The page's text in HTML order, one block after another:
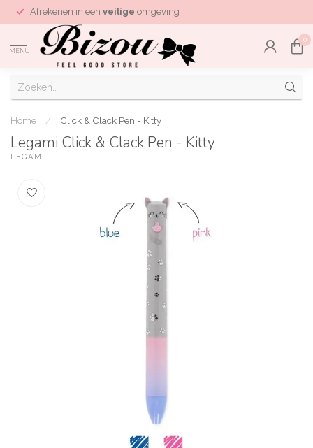
Afrekenen in een veilige omgeving
MENU
0
Home / Click & Clack Pen - Kitty
Legami Click & Clack Pen - Kitty
LEGAMI